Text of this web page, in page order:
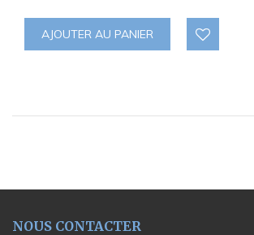
AJOUTER AU PANIER
NOUS CONTACTER